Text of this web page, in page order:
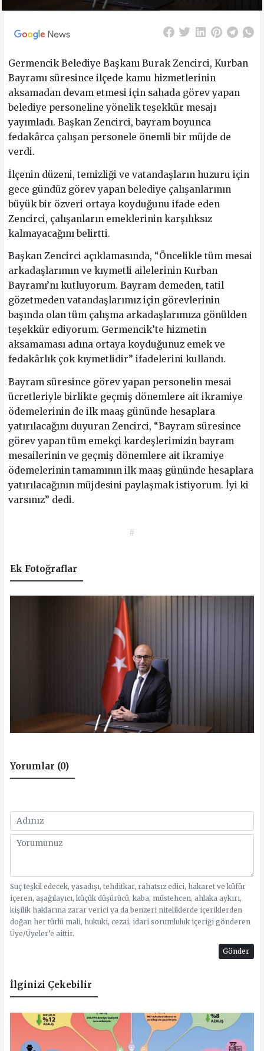
Germencik Belediye Başkanı Burak Zencirci, Kurban
Bayramı süresince ilçede kamu hizmetlerinin
aksamadan devam etmesi için sahada görev yapan
belediye personeline yönelik teşekkür mesajı
yayımladı. Başkan Zencirci, bayram boyunca
fedakârca çalışan personele önemli bir müjde de
verdi.
İlçenin düzeni, temizliği ve vatandaşların huzuru için
gece gündüz görev yapan belediye çalışanlarının
büyük bir özveri ortaya koyduğunu ifade eden
Zencirci, çalışanların emeklerinin karşılıksız
kalmayacağını belirtti.
Başkan Zencirci açıklamasında, “Öncelikle tüm mesai
arkadaşlarımın ve kıymetli ailelerinin Kurban
Bayramı’nı kutluyorum. Bayram demeden, tatil
gözetmeden vatandaşlarımız için görevlerinin
başında olan tüm çalışma arkadaşlarımıza gönülden
teşekkür ediyorum. Germencik’te hizmetin
aksamaması adına ortaya koyduğunuz emek ve
fedakârlık çok kıymetlidir” ifadelerini kullandı.
Bayram süresince görev yapan personelin mesai
ücretleriyle birlikte geçmiş dönemlere ait ikramiye
ödemelerinin de ilk maaş gününde hesaplara
yatırılacağını duyuran Zencirci, “Bayram süresince
görev yapan tüm emekçi kardeşlerimizin bayram
mesailerinin ve geçmiş dönemlere ait ikramiye
ödemelerinin tamamının ilk maaş gününde hesaplara
yatırılacağının müjdesini paylaşmak istiyorum. İyi ki
varsınız” dedi.
#
Ek Fotoğraflar
Yorumlar (0)
Suç teşkil edecek, yasadışı, tehditkar, rahatsız edici, hakaret ve küfür
içeren, aşağılayıcı, küçük düşürücü, kaba, müstehcen, ahlaka aykırı,
kişilik haklarına zarar verici ya da benzeri niteliklerde içeriklerden
doğan her türlü mali, hukuki, cezai, idari sorumluluk içeriği gönderen
Üye/Üyeler’e aittir.
Gönder
İlginizi Çekebilir